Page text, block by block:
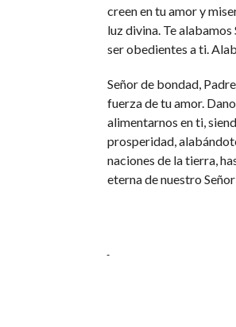
creen en tu amor y
luz divina. Te
ser obedientes a ti.
Señor de bondad,
fuerza de tu amor.
alimentarnos en ti,
prosperidad,
naciones de la tierra,
eterna de nuestro Señor